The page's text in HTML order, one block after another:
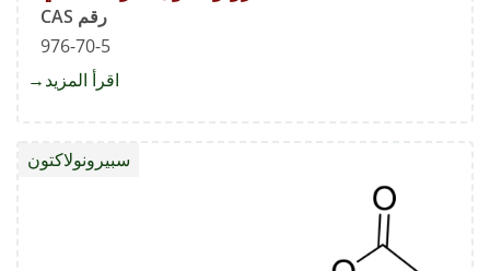
رقم CAS
976-70-5
اقرأ المزيد
سي
سبيرونولاكتون